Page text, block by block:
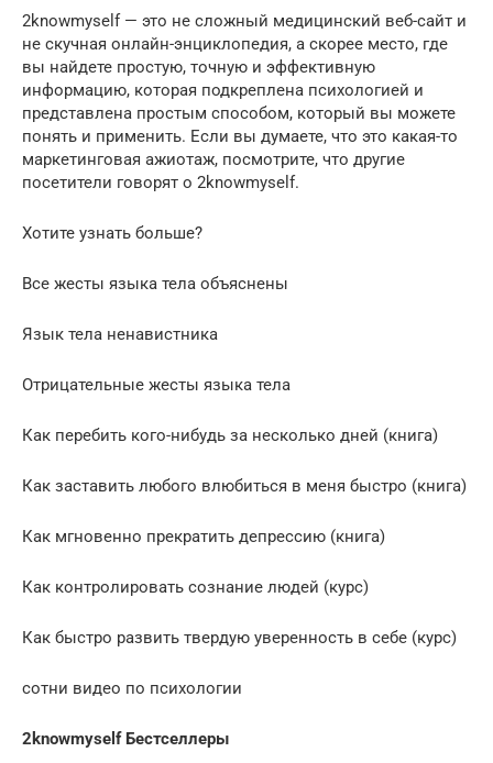
2knowmyself — это не сложный медицинский веб-сайт и
не скучная онлайн-энциклопедия, а скорее место, где
вы найдете простую, точную и эффективную
информацию, которая подкреплена психологией и
представлена ​​простым способом, который вы можете
понять и применить. Если вы думаете, что это какая-то
маркетинговая ажиотаж, посмотрите, что другие
посетители говорят о 2knowmyself.
Хотите узнать больше?
Все жесты языка тела объяснены
Язык тела ненавистника
Отрицательные жесты языка тела
Как перебить кого-нибудь за несколько дней (книга)
Как заставить любого влюбиться в меня быстро (книга)
Как мгновенно прекратить депрессию (книга)
Как контролировать сознание людей (курс)
Как быстро развить твердую уверенность в себе (курс)
сотни видео по психологии
2knowmyself Бестселлеры